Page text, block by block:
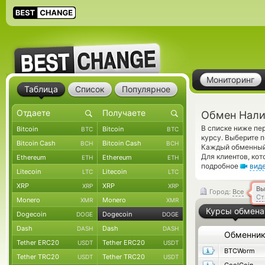
Мониторинг
Обмен
В списке ниже
курсу. Выберите
Каждый обменный
Для клиентов,
подробное
Город: Все
Курсы обмена
Обменник
BTCWorm
Таблица Список Популярное
Bitcoin BTC Bitcoin BTC
Bitcoin Cash BCH Bitcoin Cash BCH
Ethereum ETH Ethereum ETH
Litecoin LTC Litecoin LTC
XRP XRP XRP XRP
Monero XMR Monero XMR
Dogecoin DOGE Dogecoin DOGE
Dash DASH Dash DASH
Tether ERC20 USDT Tether ERC20 USDT
Tether TRC20 USDT Tether TRC20 USDT